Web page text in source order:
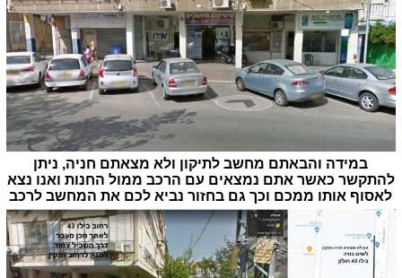
במידה והבאתם מחשב לתיקון ולא מצאתם חניה, ניתן
להתקשר כאשר אתם נמצאים עם הרכב ממול החנות ואנו נצא
לאסוף אותו ממכם וכך גם בחזור נביא לכם את המחשב לרכב